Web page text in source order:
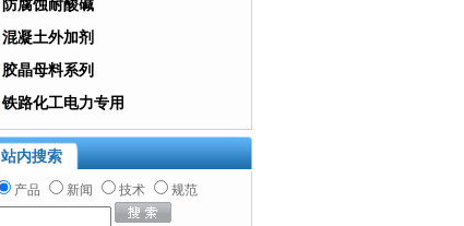
防腐蚀耐酸碱
混凝土外加剂
胶晶母料系列
铁路化工电力专用
站内搜索
产品 新闻 技术 规范